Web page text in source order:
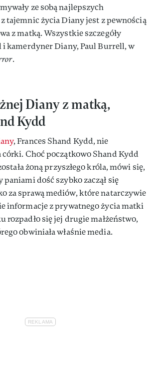
ze sobą najlepszych
tajemnic życia Diany jest z pewnością
z matką. Wszystkie szczegóły
kamerdyner Diany, Paul Burrell, w
.
Diany z matką,
Kydd
, Frances Shand Kydd, nie
córki. Choć początkowo Shand Kydd
żoną przyszłego króla, mówi się,
dość szybko zaczął się
za sprawą mediów, które natarczywie
informacje z prywatnego życia matki
rozpadło się jej drugie małżeństwo,
obwiniała właśnie media.